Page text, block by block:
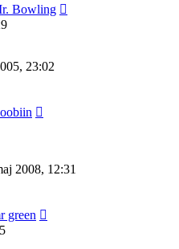
Bowling
23:02
2008, 12:31
green